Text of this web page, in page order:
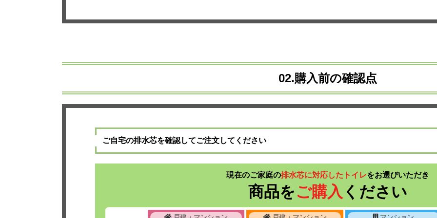
02.購入前の確認点
ご自宅の排水芯を確認してご注文してください
現在のご家庭の排水芯に対応したトイレをお選びいただき
商品をご購入 ください